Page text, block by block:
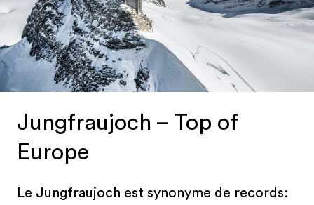
Jungfraujoch – Top of
Europe
Le Jungfraujoch est synonyme de records: